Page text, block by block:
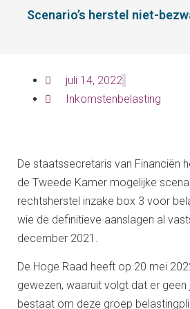
Scenario’s herstel niet-
juli 14, 2022
Inkomstenbelasting
De staatssecretaris van Financiën
de Tweede Kamer mogelijke
rechtsherstel inzake box 3 voor
wie de definitieve aanslagen al
december 2021.
De Hoge Raad heeft op 20 mei
gewezen, waaruit volgt dat er geen
bestaat om deze groep